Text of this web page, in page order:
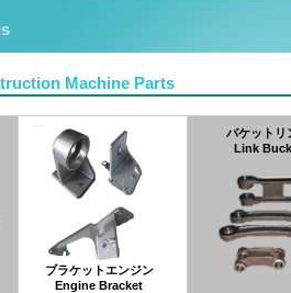
Machine Parts
ブラケットエンジン
Engine Bracket
バケットリ
Link